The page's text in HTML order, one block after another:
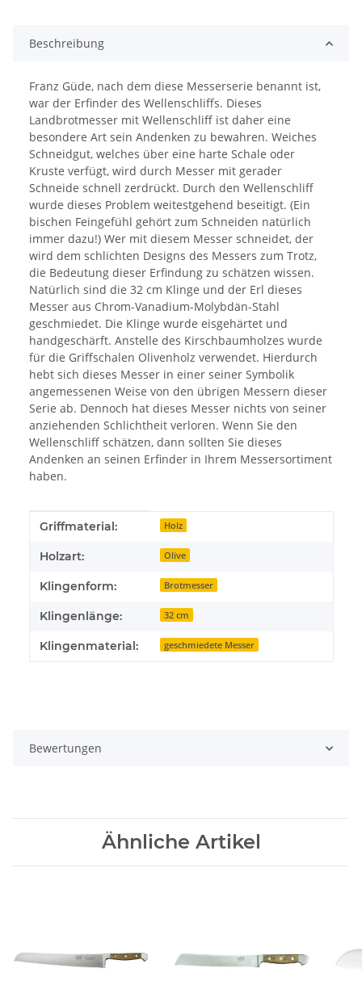
Beschreibung
Franz Güde, nach dem diese Messerserie benannt ist,
war der Erfinder des Wellenschliffs. Dieses
Landbrotmesser mit Wellenschliff ist daher eine
besondere Art sein Andenken zu bewahren. Weiches
Schneidgut, welches über eine harte Schale oder
Kruste verfügt, wird durch Messer mit gerader
Schneide schnell zerdrückt. Durch den Wellenschliff
wurde dieses Problem weitestgehend beseitigt. (Ein
bischen Feingefühl gehört zum Schneiden natürlich
immer dazu!) Wer mit diesem Messer schneidet, der
wird dem schlichten Designs des Messers zum Trotz,
die Bedeutung dieser Erfindung zu schätzen wissen.
Natürlich sind die 32 cm Klinge und der Erl dieses
Messer aus Chrom-Vanadium-Molybdän-Stahl
geschmiedet. Die Klinge wurde eisgehärtet und
handgeschärft. Anstelle des Kirschbaumholzes wurde
für die Griffschalen Olivenholz verwendet. Hierdurch
hebt sich dieses Messer in einer seiner Symbolik
angemessenen Weise von den übrigen Messern dieser
Serie ab. Dennoch hat dieses Messer nichts von seiner
anziehenden Schlichtheit verloren. Wenn Sie den
Wellenschliff schätzen, dann sollten Sie dieses
Andenken an seinen Erfinder in Ihrem Messersortiment
haben.
Produkteigenschaft
Wert
Griffmaterial: Holz
Holzart: Olive
Klingenform: Brotmesser
Klingenlänge: 32 cm
Klingenmaterial: geschmiedete Messer
Bewertungen
Ähnliche Artikel